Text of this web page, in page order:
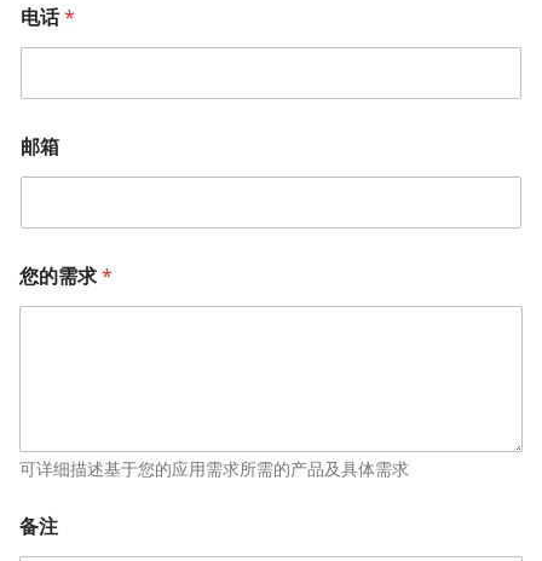
电话*
邮箱
您的需求*
可详细描述基于您的应用需求所需的产品及具体需求
备注